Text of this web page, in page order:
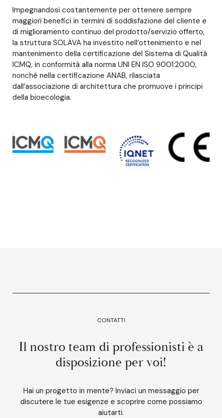
Impegnandosi costantemente per ottenere sempre
maggiori benefici in termini di soddisfazione del cliente e
di miglioramento continuo del prodotto/servizio offerto,
la struttura SOLAVA ha investito nell’ottenimento e nel
mantenimento della certificazione del Sistema di Qualità
ICMQ, in conformità alla norma UNI EN ISO 9001:2000,
nonché nella certificazione ANAB, rilasciata
dall’associazione di architettura che promuove i principi
della bioecologia.
CONTATTI
Il nostro team di professionisti è a
disposizione per voi!
Hai un progetto in mente? Inviaci un messaggio per
discutere le tue esigenze e scoprire come possiamo
aiutarti.